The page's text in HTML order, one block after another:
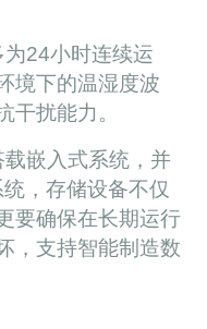
为24小时连续运
境下的温湿度波
干扰能力。
载嵌入式系统，并
，存储设备不仅
要确保在长期运行
，支持智能制造数